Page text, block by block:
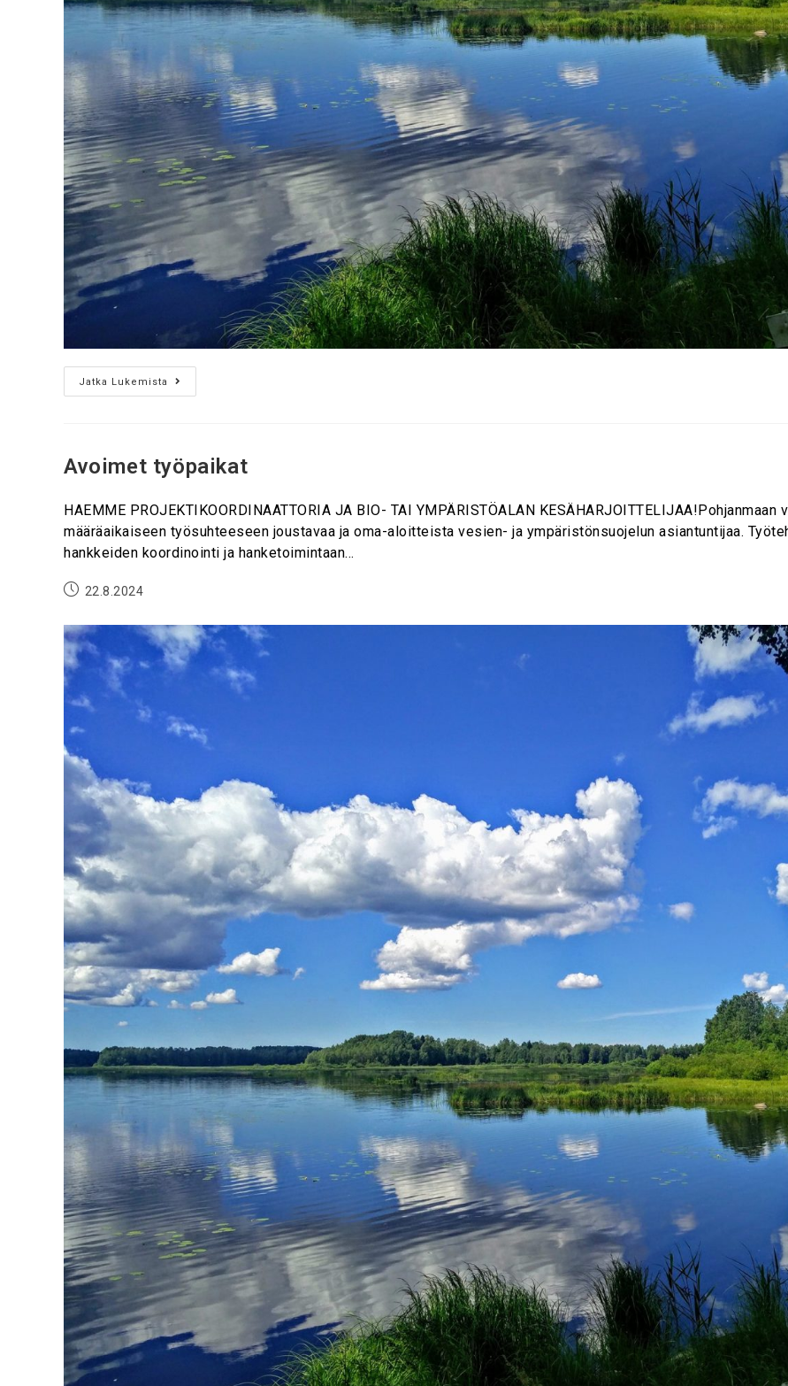
Jatka Lukemista
Avoimet työpaikat
HAEMME PROJEKTIKOORDINAATTORIA JA BIO- TAI YMPÄRISTÖALAN
määräaikaiseen työsuhteeseen joustavaa ja oma-aloitteista vesien- ja ympäristönsuojelun asiantuntijaa.
hankkeiden koordinointi ja hanketoimintaan…
22.8.2024